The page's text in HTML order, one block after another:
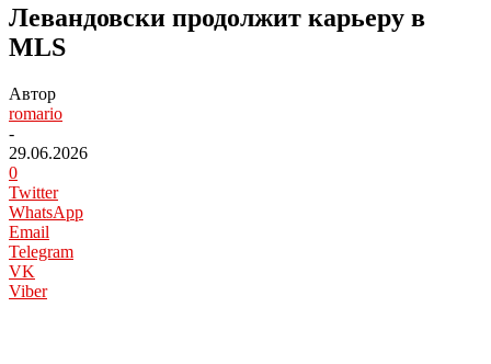
Левандовски продолжит карьеру в
MLS
Автор
romario
-
29.06.2026
0
Twitter
WhatsApp
Email
Telegram
VK
Viber